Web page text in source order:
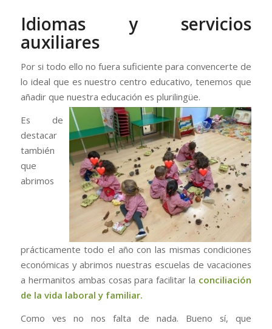
Idiomas y servicios
auxiliares
Por si todo ello no fuera suficiente para convencerte de
lo ideal que es nuestro centro educativo, tenemos que
añadir que nuestra educación es plurilingüe.
Es de
destacar
también
que
abrimos
prácticamente todo el año con las mismas condiciones
económicas y abrimos nuestras escuelas de vacaciones
a hermanitos ambas cosas para facilitar la conciliación
de la vida laboral y familiar.
Como ves no nos falta de nada. Bueno sí, que